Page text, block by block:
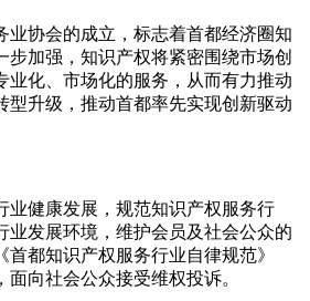
业协会的成立，标志着首都经济圈知
步加强，知识产权将紧密围绕市场创
业化、市场化的服务，从而有力推动
型升级，推动首都率先实现创新驱动
业健康发展，规范知识产权服务行
业发展环境，维护会员及社会公众的
首都知识产权服务行业自律规范》
向社会公众接受维权投诉。